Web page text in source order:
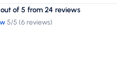
of 5 from 24 reviews
5/5 (6 reviews)